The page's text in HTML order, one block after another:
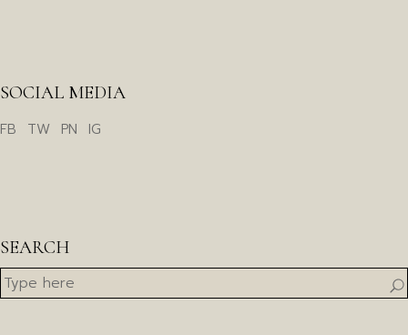
SOCIAL MEDIA
FB TW PN IG
SEARCH